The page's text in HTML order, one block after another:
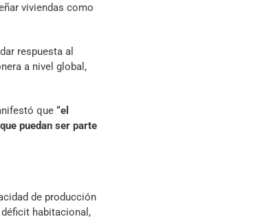
viviendas como
respuesta al
a nivel global,
que “el
puedan ser parte
de producción
habitacional,